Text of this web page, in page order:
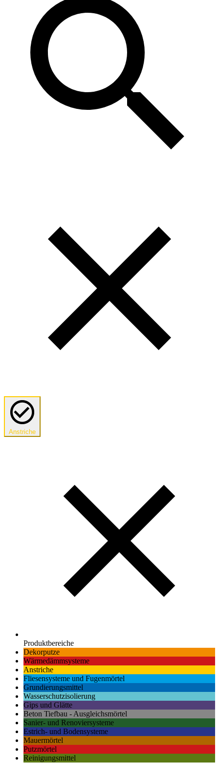
Anstriche
Produktbereiche
Dekorputze
Wärmedämmsysteme
Anstriche
Fliesensysteme und Fugenmörtel
Grundierungsmittel
Wasserschutzisolierung
Gips und Glätte
Beton Tiefbau - Ausgleichsmörtel
Sanier- und Renoviersysteme
Estrich- und Bodensysteme
Mauermörtel
Putzmörtel
Reinigungsmittel